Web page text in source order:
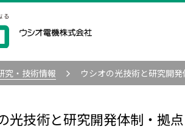
究・技術情報 ウシオの光技術と研究開発
光技術と研究開発体制・拠点